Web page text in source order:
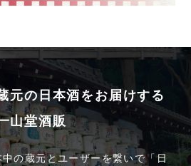
元の日本酒をお届けする
山堂酒販
の蔵元とユーザーを繋いで「日